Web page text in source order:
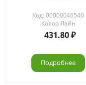
Код: 00000046540
Колор Лайн
431.80
Подробнее